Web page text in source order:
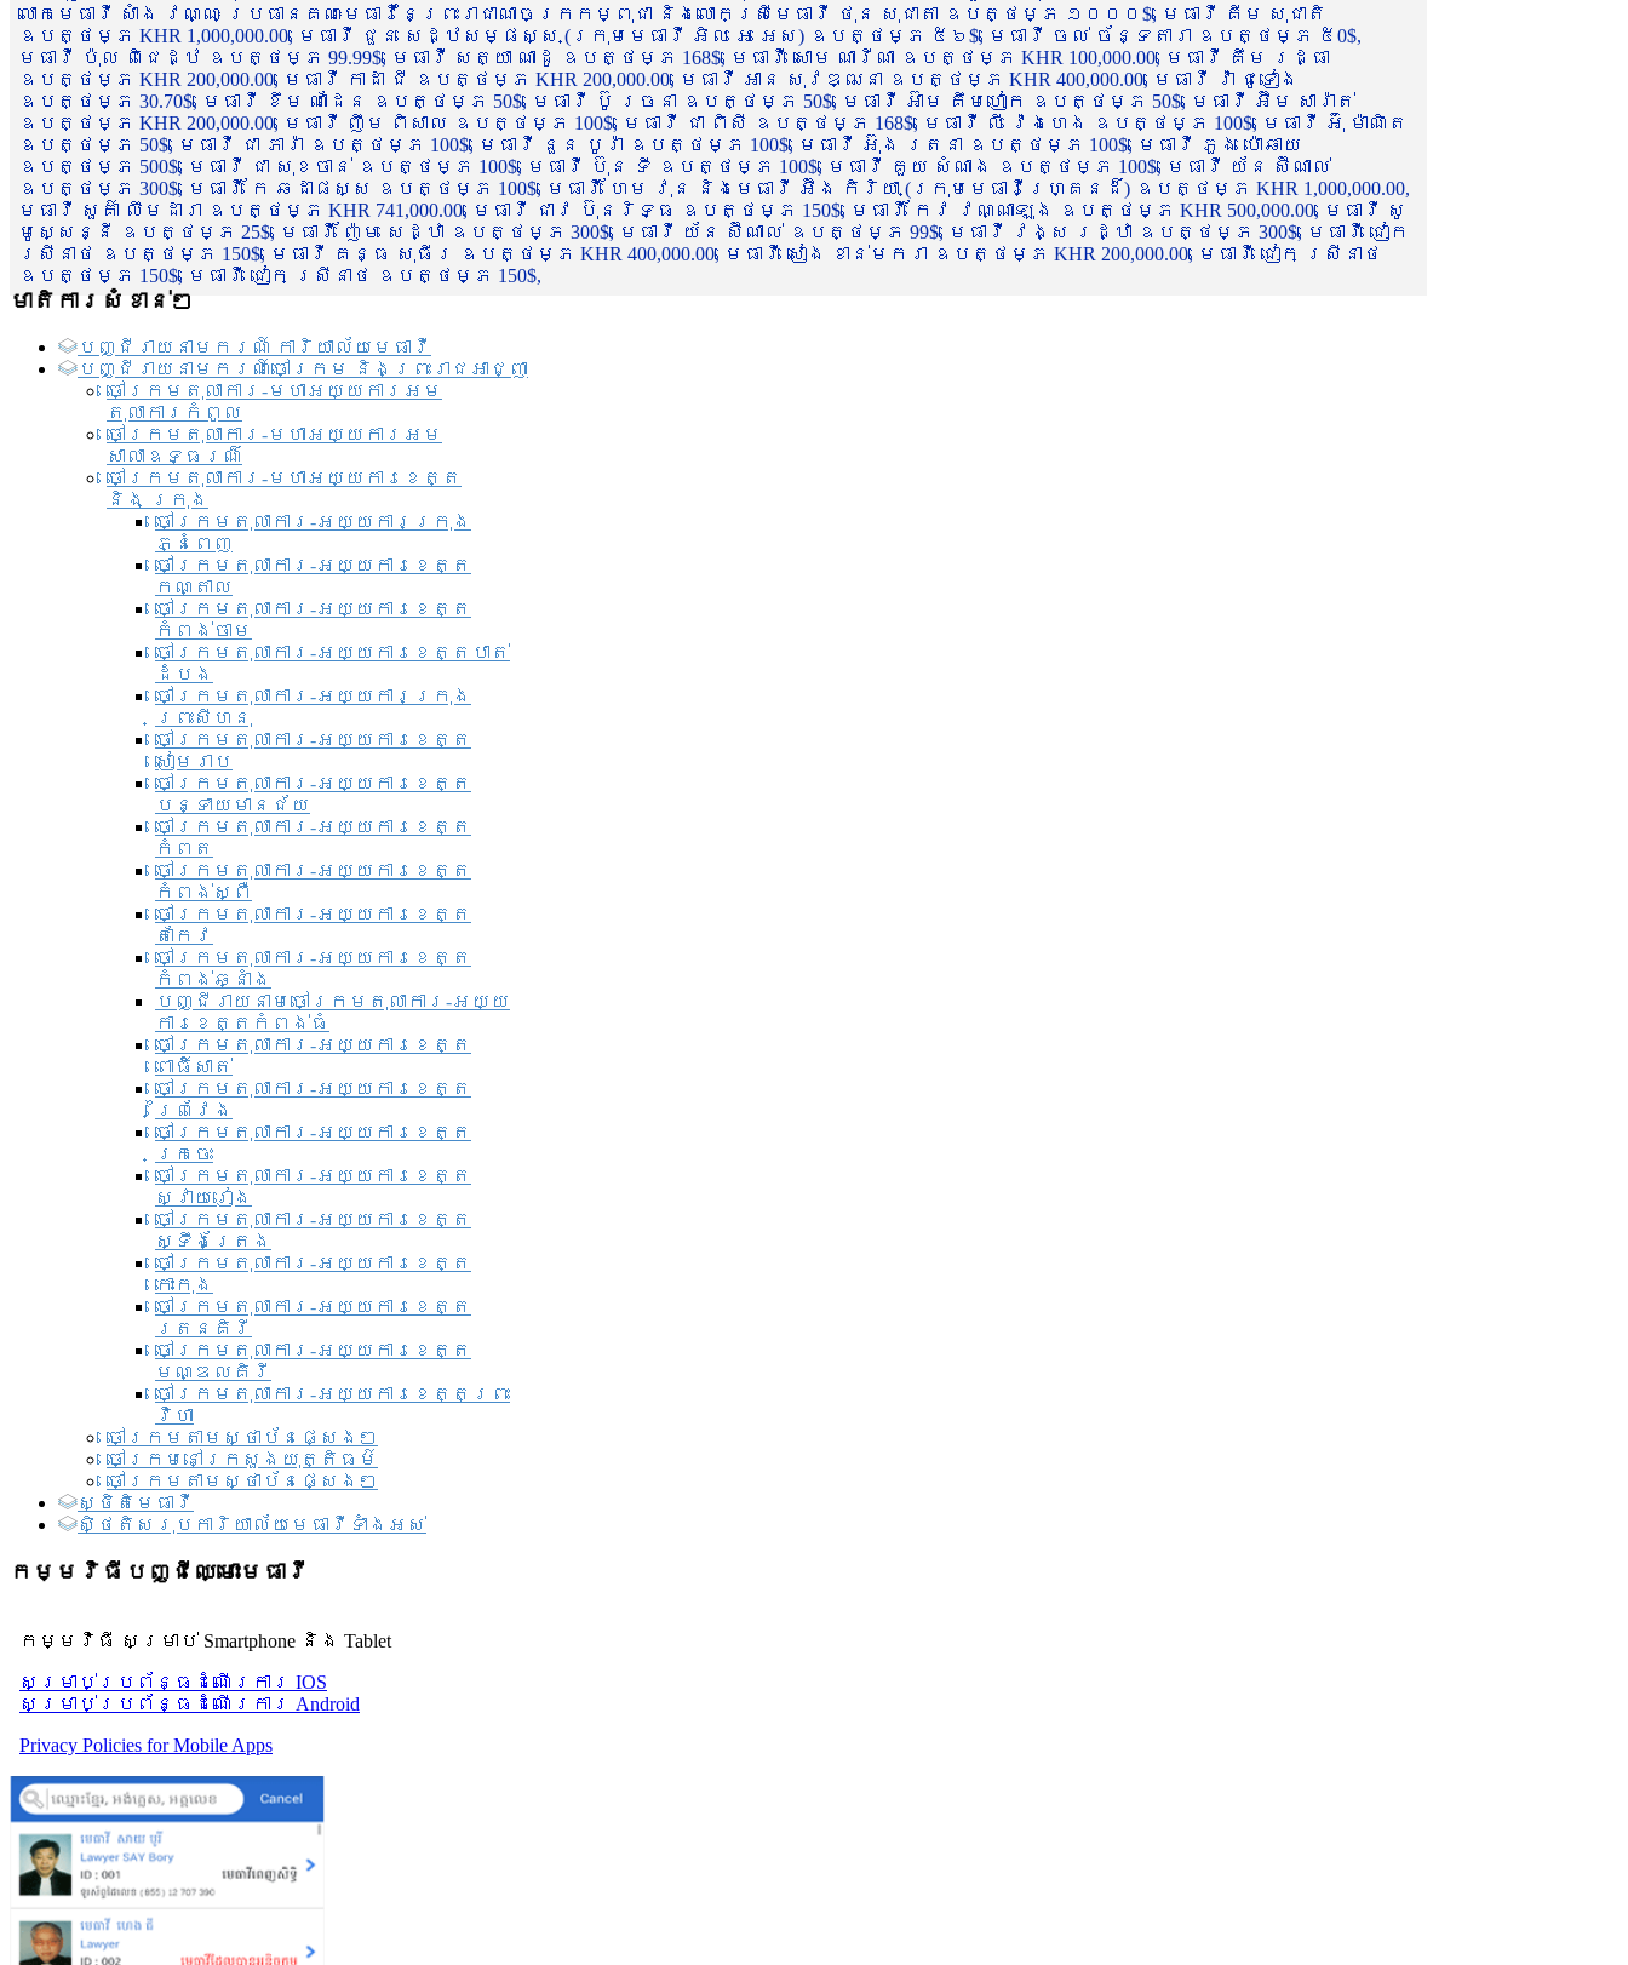
លោកមេធាវី សាំង វណ្ណៈ ប្រធានគណៈមេធាវីនៃព្រះរាជាណាចក្រកម្ពុជា និងលោកស្រីមេធាវី ថុន សុជាតា ឧបត្ថម្ភ ១០០០$, មេធាវី គីម សុជាតិ
ឧបត្ថម្ភ KHR 1,000,000.00, មេធាវី ជួន សេដ្ឋសម្ផស្ស (ក្រុមមេធាវី អិល អេ អេស) ឧបត្ថម្ភ ៥៦$, មេធាវី ចល់ ច័ន្ទតារា ឧបត្ថម្ភ ៥0$,
មេធាវី ប៉ុល ពិជេដ្ឋ ឧបត្ថម្ភ 99.99$, មេធាវី សត្យា ណាដូ ឧបត្ថម្ភ 168$, មេធាវី សោម ណារីណា ឧបត្ថម្ភ KHR 100,000.00, មេធាវី គឹម រដ្ធា
ឧបត្ថម្ភ KHR 200,000.00, មេធាវី កាដា ជី ឧបត្ថម្ភ KHR 200,000.00, មេធាវី អាន សុវឌ្ឍនា ឧបត្ថម្ភ KHR 400,000.00, មេធាវី វ៉ា ជូទៀង
ឧបត្ថម្ភ 30.70$, មេធាវី ខឹម ណាដែន ឧបត្ថម្ភ 50$, មេធាវី ប៊ូ រចនា ឧបត្ថម្ភ 50$, មេធាវី អ៊ាម គឹមហៀក ឧបត្ថម្ភ 50$, មេធាវី អ៊ឹម សារ៉ាត់
ឧបត្ថម្ភ KHR 200,000.00, មេធាវី ញឹម ពិសាល ឧបត្ថម្ភ 100$, មេធាវី ជា ពិសី ឧបត្ថម្ភ 168$, មេធាវី លី វ៉េងហេង ឧបត្ថម្ភ 100$, មេធាវី អ៊ុំ ម៉ាណិត
ឧបត្ថម្ភ 50$, មេធាវី ជា ភារ៉ា ឧបត្ថម្ភ 100$, មេធាវី នួន បូរ៉ា ឧបត្ថម្ភ 100$, មេធាវី អ៊ុង រតនា ឧបត្ថម្ភ 100$, មេធាវី ភួង ប៉ោឆាយ
ឧបត្ថម្ភ 500$, មេធាវី ជា សុខចាន់ ឧបត្ថម្ភ 100$, មេធាវី ប៊ុន ទី ឧបត្ថម្ភ 100$, មេធាវី គួយ សំណាង ឧបត្ថម្ភ 100$, មេធាវី យ័ន ស៊ីណាល់
ឧបត្ថម្ភ 300$, មេធាវី កែ ឆដាផស្ស ឧបត្ថម្ភ 100$, មេធាវី ហែម វុន និងមេធាវី អ៊ឹង កិរិយា (ក្រុមមេធាវីហ្គ្រេនដ៏) ឧបត្ថម្ភ KHR 1,000,000.00,
មេធាវី សួគ៌ា លឹមដារា ឧបត្ថម្ភ KHR 741,000.00, មេធាវី ជាវ ប៊ុនរិទ្ធ ឧបត្ថម្ភ 150$, មេធាវី កែវ វណ្ណាឡុង ឧបត្ថម្ភ KHR 500,000.00, មេធាវី សូ
មូសេ្សន្នី ឧបត្ថម្ភ 25$, មេធាវី ញ៉ែម សេដ្ឋា ឧបត្ថម្ភ 300$, មេធាវី យ័ន ស៊ីណាល់ ឧបត្ថម្ភ 99$, មេធាវី វង្ស រដ្ឋា ឧបត្ថម្ភ 300$, មេធាវី ជៀក
ស្រីនាថ ឧបត្ថម្ភ 150$, មេធាវី គន្ធ សុធីរ ឧបត្ថម្ភ KHR 400,000.00, មេធាវី សៀង ខាន់មករា ឧបត្ថម្ភ KHR 200,000.00, មេធាវី ជៀក ស្រីនាថ
ឧបត្ថម្ភ 150$, មេធាវី ជៀក ស្រីនាថ ឧបត្ថម្ភ 150$,
មាតិការសំខាន់ៗ
បញ្ជី​រាយ​នាមករណ៍ ការិយាល័យ​មេធាវី​
បញ្ជី​រាយ​នាមករណ៍​ចៅក្រម និងព្រះរាជអាជ្ញា
ចៅក្រមតុលាការ-មហាអយ្យការអម
តុលាការកំពូល
ចៅក្រមតុលាការ-មហាអយ្យការអម
សាលាឧទ្ធរណ៏
ចៅក្រមតុលាការ-មហាអយ្យការខេត្ត
និង ក្រុង
ចៅក្រមតុលាការ-អយ្យការក្រុង
ភ្នំពេញ
ចៅក្រមតុលាការ-អយ្យការខេត្ត
កណ្តាល
ចៅក្រមតុលាការ-អយ្យការខេត្ត
កំពង់ចាម
ចៅក្រមតុលាការ-អយ្យការខេត្តបាត់
ដំបង
ចៅក្រមតុលាការ-អយ្យការ​ក្រុង
ព្រះសីហនុ
ចៅក្រមតុលាការ-អយ្យការខេត្ត
សៀមរាប
ចៅក្រមតុលាការ-អយ្យការខេត្ត
បន្ទាយមានជ័យ
ចៅក្រមតុលាការ-អយ្យការខេត្ត
កំពត
ចៅក្រមតុលាការ-អយ្យការខេត្ត
កំពង់ស្ពឺ
ចៅក្រមតុលាការ-អយ្យការខេត្ត
តាកែវ
ចៅក្រមតុលាការ-អយ្យការខេត្ត
កំពង់ឆ្នាំង
បញ្ជីរាយនាមចៅក្រមតុលាការ-អយ្យ
ការខេត្តកំពង់ធំ
ចៅក្រមតុលាការ-អយ្យការខេត្ត
ពោធិ៍សាត់
ចៅក្រមតុលាការ-អយ្យការខេត្ត
ព្រៃវែង
ចៅក្រមតុលាការ-អយ្យការខេត្ត
ក្រចេះ
ចៅក្រមតុលាការ-អយ្យការខេត្ត
ស្វាយរៀង
ចៅក្រមតុលាការ-អយ្យការខេត្ត
ស្ទឹងត្រែង
ចៅក្រមតុលាការ-អយ្យការខេត្ត
កោះកុង
ចៅក្រមតុលាការ-អយ្យការខេត្ត
រតនគិរី
ចៅក្រមតុលាការ-អយ្យការខេត្ត
មណ្ឌលគិរី
ចៅក្រមតុលាការ-អយ្យការខេត្តព្រះ
វិហា
ចៅក្រមតាមស្ថាប័នផ្សេងៗ
ចៅក្រមនៅក្រសួងយុត្តិធម៌
ចៅក្រមតាមស្ថាប័នផ្សេងៗ
ស្ថិតិមេធាវី
សិ្ថតិសរុបការិយាល័យមេធាវីទាំងអស់​
កម្មវិធីបញ្ជីឈ្មោះមេធាវី
កម្មវិធី សម្រាប់ Smartphone និង Tablet
សម្រាប់​ប្រព័ន្ធដំណើរការ IOS
សម្រាប់​ប្រព័ន្ធដំណើរការ Android
Privacy Policies for Mobile Apps